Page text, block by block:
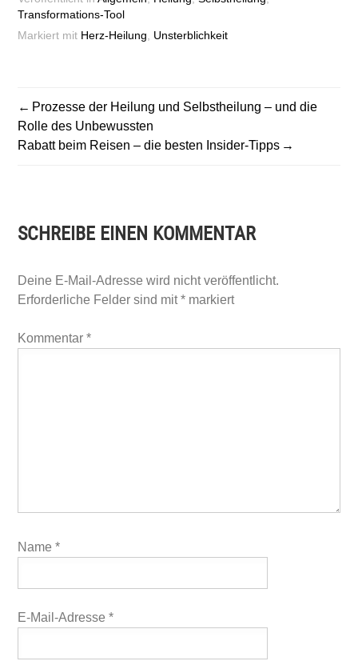
Transformations-Tool
Markiert mit Herz-Heilung, Unsterblichkeit
BEITRAGSNAVIGATION
Prozesse der Heilung und Selbstheilung – und die
Rolle des Unbewussten
Rabatt beim Reisen – die besten Insider-Tipps
SCHREIBE EINEN KOMMENTAR
Deine E-Mail-Adresse wird nicht veröffentlicht.
Erforderliche Felder sind mit* markiert
Kommentar*
Name*
E-Mail-Adresse*